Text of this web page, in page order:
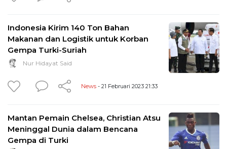
Indonesia Kirim 140 Ton Bahan
Makanan dan Logistik untuk Korban
Gempa Turki-Suriah
Nur Hidayat Said
News - 21 Februari 2023 21:33
Mantan Pemain Chelsea, Christian Atsu
Meninggal Dunia dalam Bencana
Gempa di Turki